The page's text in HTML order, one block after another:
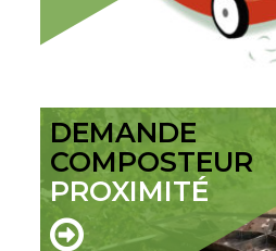
DEMANDE
PROXIMITÉ